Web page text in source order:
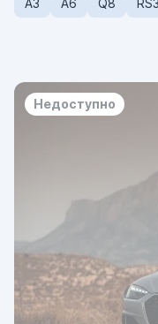
A3 A6 Q8 RS3
Недоступно